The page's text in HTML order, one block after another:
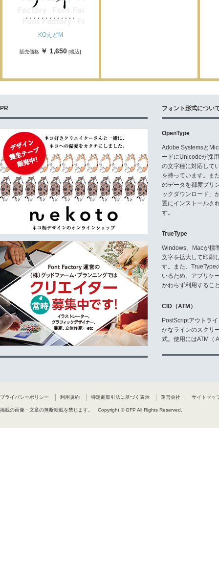
KOえどM
販売価格 ￥ 1,650 [税込]
PR フォント形式につい
OpenType
Adobe Systemsと
ードにUnicodeが採
の文字種に対応して
を持っています。ま
のデータを都度プリ
ックダウンロード」
置にインストールさ
す。
TrueType
Windows、Macが標
文字を拡大して印刷
す。また、TrueType
いるため、アプリケ
かわらず利用するこ
CID（ATM）
PostScriptアウトラ
かなラインのスクリ
式。使用にはATM（
プライバシーポリシー 利用規約 特定商取引法に基づく表示 運営会社 サイトマッ
掲載の画像・文章の無断転載を禁じます。 Copyright © GFP All Rights Reserved.